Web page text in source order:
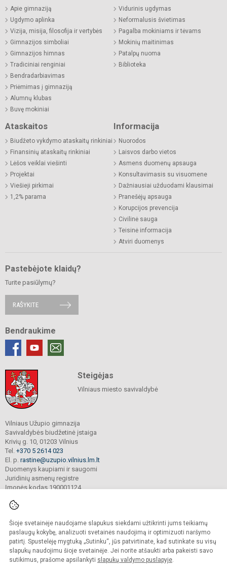
Šioje svetainėje naudojame slapukus siekdami užtikrinti jums teikiamų
paslaugų kokybę, analizuoti svetainės naudojimą ir optimizuoti naršymo
patirtį. Spustelėję mygtuką „Sutinku“, jūs patvirtinate, kad sutinkate su visų
slapukų naudojimu šioje svetainėje. Jei norite atšaukti arba pakeisti savo
sutikimus, prašome apsilankyti slapukų valdymo puslapyje.
Apie gimnaziją
Ugdymo aplinka
Vizija, misija, filosofija ir vertybės
Gimnazijos simboliai
Gimnazijos himnas
Tradiciniai renginiai
Bendradarbiavimas
Priėmimas į gimnaziją
Alumnų klubas
Buvę mokiniai
Vidurinis ugdymas
Neformalusis švietimas
Pagalba mokiniams ir tėvams
Mokinių maitinimas
Patalpų nuoma
Biblioteka
Ataskaitos
Biudžeto vykdymo ataskaitų rinkiniai
Finansinių ataskaitų rinkiniai
Lėšos veiklai viešinti
Projektai
Viešieji pirkimai
1,2% parama
Informacija
Nuorodos
Laisvos darbo vietos
Asmens duomenų apsauga
Konsultavimasis su visuomene
Dažniausiai užduodami klausimai
Pranešėjų apsauga
Korupcijos prevencija
Civilinė sauga
Teisinė informacija
Atviri duomenys
Pastebėjote klaidų?
Turite pasiūlymų?
RAŠYKITE
Bendraukime
Steigėjas
Vilniaus miesto savivaldybė
Vilniaus Užupio gimnazija
Savivaldybės biudžetinė įstaiga
Krivių g. 10, 01203 Vilnius
Tel. +370 5 2614 023
El. p. rastine@uzupio.vilnius.lm.lt
Duomenys kaupiami ir saugomi
Juridinių asmenų registre
Įmonės kodas 190001124
© 2025. Vilniaus Užupio gimnazija. Visos teisės saugomos.
Kopijuoti turinį be raštiško įstaigos administracijos sutikimo griežtai draudžiama.
Prieinamumo paraiška Slapukų valdymas
Sumanus būdas atnaujinti